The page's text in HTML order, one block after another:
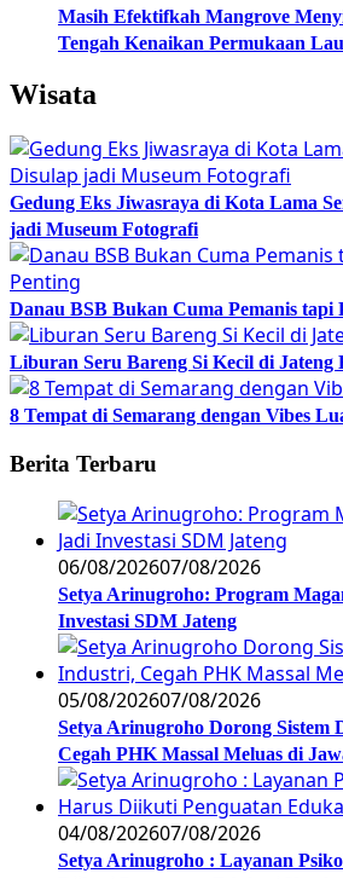
Masih Efektifkah Mangrove
Tengah Kenaikan Permukaan
Wisata
Gedung Eks Jiwasraya di Kota Lama
jadi Museum Fotografi
Danau BSB Bukan Cuma Pemanis tapi
Liburan Seru Bareng Si Kecil di Jateng
8 Tempat di Semarang dengan Vibes
Berita Terbaru
06/08/202607/08/2026
Setya Arinugroho: Program
Investasi SDM Jateng
05/08/202607/08/2026
Setya Arinugroho Dorong Sistem
Cegah PHK Massal Meluas di
04/08/202607/08/2026
Setya Arinugroho : Layanan